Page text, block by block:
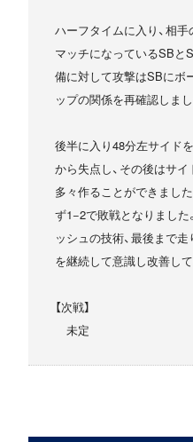
ハーフタイムに入り、相
マッチになっているSBと
備に対して攻撃はSBにボ
ップの関係を再確認しまし
後半に入り48分左サイド
から失点し、その後はサ
多々作ることができまし
ず1−2で敗戦となりまし
ッシュの技術、最後まで
を継続して意識し改善して
【次戦】
未定